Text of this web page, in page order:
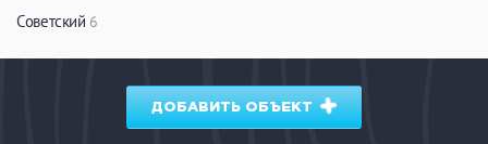
Советский 6
ДОБАВИТЬ ОБЪЕКТ